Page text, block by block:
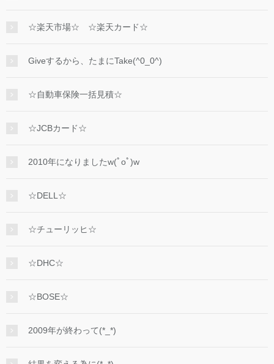
☆楽天市場☆ ☆楽天カード☆
Giveするから、たまにTake(^0_0^)
☆自動車保険一括見積☆
☆JCBカード☆
2010年になりましたw(ﾟoﾟ)w
☆DELL☆
☆チューリッヒ☆
☆DHC☆
☆BOSE☆
2009年が終わって(*_*)